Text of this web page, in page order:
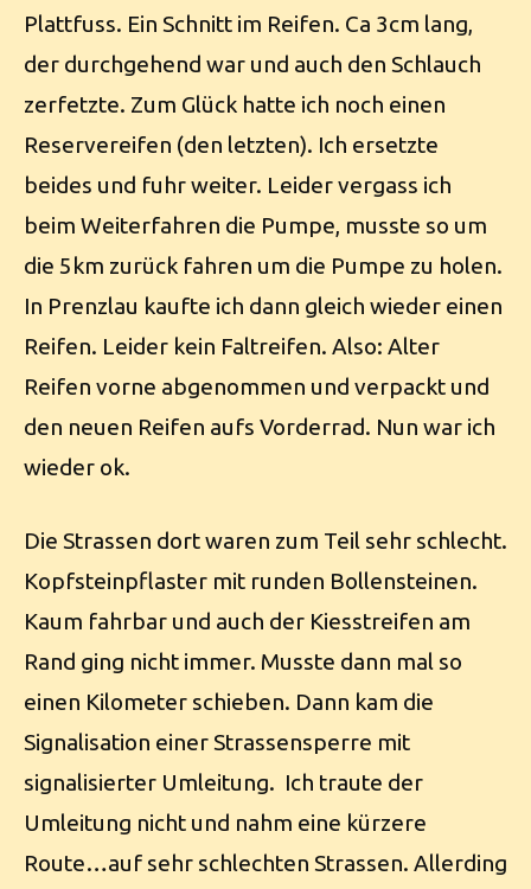
Plattfuss. Ein Schnitt im Reifen. Ca 3cm lang,
der durchgehend war und auch den Schlauch
zerfetzte. Zum Glück hatte ich noch einen
Reservereifen (den letzten). Ich ersetzte
beides und fuhr weiter. Leider vergass ich
beim Weiterfahren die Pumpe, musste so um
die 5km zurück fahren um die Pumpe zu holen.
In Prenzlau kaufte ich dann gleich wieder einen
Reifen. Leider kein Faltreifen. Also: Alter
Reifen vorne abgenommen und verpackt und
den neuen Reifen aufs Vorderrad. Nun war ich
wieder ok.
Die Strassen dort waren zum Teil sehr schlecht.
Kopfsteinpflaster mit runden Bollensteinen.
Kaum fahrbar und auch der Kiesstreifen am
Rand ging nicht immer. Musste dann mal so
einen Kilometer schieben. Dann kam die
Signalisation einer Strassensperre mit
signalisierter Umleitung. Ich traute der
Umleitung nicht und nahm eine kürzere
Route…auf sehr schlechten Strassen. Allerding